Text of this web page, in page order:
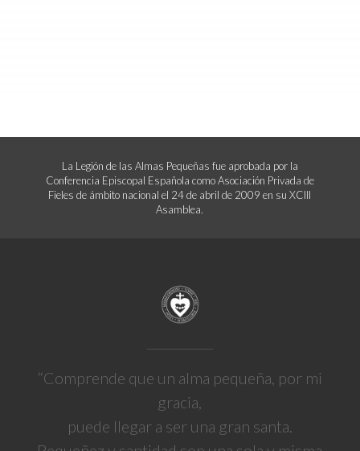
La Legión de las Almas Pequeñas fue aprobada por la
Conferencia Episcopal Española como Asociación Privada de
Fieles de ámbito nacional el 24 de abril de 2009 en su XCIII
Asamblea.
“Comprende que un alma pequeña, por mi
gracia,
puede llegar a ser una gran santa.